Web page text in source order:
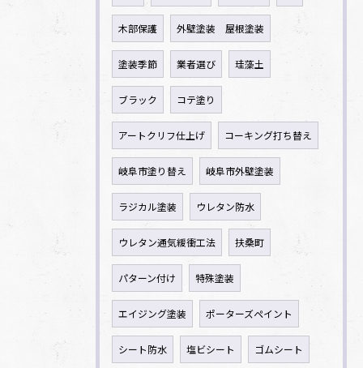
木部保護 外壁塗装 屋根塗装
塗装季節 業者選び 珪藻土
ブラック コテ塗り
アートクリフ仕上げ コーキング打ち替え
岐阜市塗り替え 岐阜市外壁塗装
ラジカル塗装 ウレタン防水
ウレタン通気緩衝工法 扶桑町
パターン付け 特殊塗装
エイジング塗装 ポーターズペイント
シート防水 塩ビシート ゴムシート